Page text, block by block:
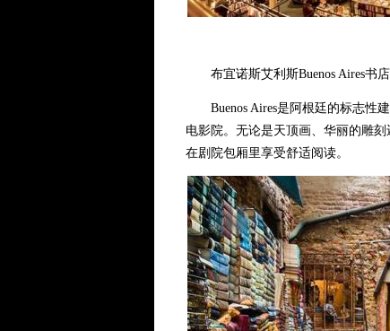
布宜诺斯艾利斯Buenos Aires书店
Buenos Aires是阿根廷的标志性建
电影院。无论是天顶画、华丽的雕
在剧院包厢里享受舒适阅读。